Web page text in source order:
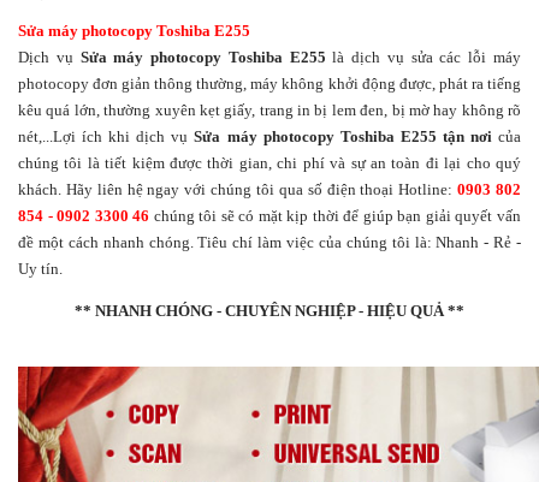
Sửa máy photocopy Toshiba E255
Dịch vụ Sửa máy photocopy Toshiba E255là dịch vụ sửa các lỗi máy
photocopy đơn giản thông thường, máy không khởi động được, phát ra tiếng
kêu quá lớn, thường xuyên kẹt giấy, trang in bị lem đen, bị mờ hay không rõ
nét,...Lợi ích khi dịch vụSửa máy photocopy Toshiba E255 tận nơi của
chúng tôi là tiết kiệm được thời gian, chi phí và sự an toàn đi lại cho quý
khách. Hãy liên hệ ngay với chúng tôi qua số điện thoại Hotline: 0903 802
854 - 0902 3300 46 chúng tôi sẽ có mặt kịp thời để giúp bạn giải quyết vấn
đề một cách nhanh chóng. Tiêu chí làm việc của chúng tôi là: Nhanh - Rẻ -
Uy tín.
** NHANH CHÓNG - CHUYÊN NGHIỆP - HIỆU QUẢ **